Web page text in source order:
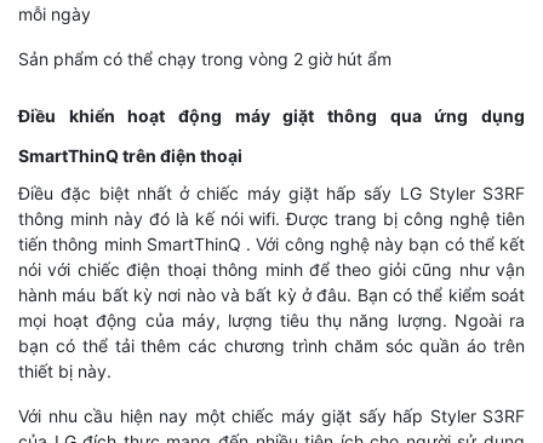
mỗi ngày
Sản phẩm có thể chạy trong vòng 2 giờ hút ẩm
Điều khiển hoạt động máy giặt thông qua ứng dụng
SmartThinQ trên điện thoại
Điều đặc biệt nhất ở chiếc máy giặt hấp sấy LG Styler S3RF
thông minh này đó là kế nói wifi. Được trang bị công nghệ tiên
tiến thông minh SmartThinQ . Với công nghệ này bạn có thể kết
nói với chiếc điện thoại thông minh để theo giỏi cũng như vận
hành máu bất kỳ nơi nào và bất kỳ ở đâu. Bạn có thể kiểm soát
mọi hoạt động của máy, lượng tiêu thụ năng lượng. Ngoài ra
bạn có thể tải thêm các chương trình chăm sóc quần áo trên
thiết bị này.
Với nhu cầu hiện nay một chiếc máy giặt sấy hấp Styler S3RF